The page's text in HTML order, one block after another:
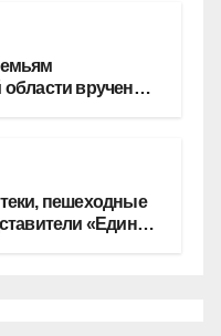
области вручены
пешеходные
«Единой